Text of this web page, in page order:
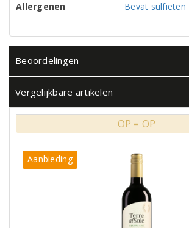
Allergenen
Bevat sulfieten
Beoordelingen
Vergelijkbare artikelen
OP = OP
Aanbieding